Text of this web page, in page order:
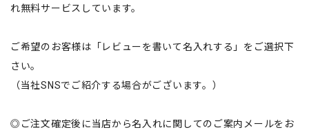
れ無料サービスしています。
ご希望のお客様は「レビューを書いて名入れする」をご選択下
さい。
（当社SNSでご紹介する場合がございます。）
◎ご注文確定後に当店から名入れに関してのご案内メールをお